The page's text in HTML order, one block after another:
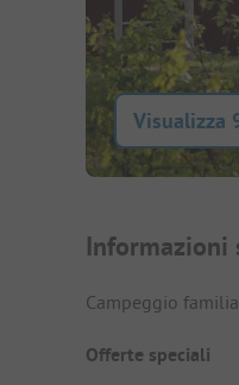
Visualizza
Informazioni
Campeggio
Offerte speciali